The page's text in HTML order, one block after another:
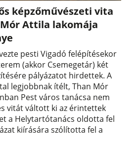
képzőművészeti vita
Attila lakomája
pesti Vigadó felépítésekor
(akkor Csemegetár) két
pályázatot hirdettek. A
legjobbnak ítélt, Than Mór
Pest város tanácsa nem
vitát váltott ki az érintettek
a Helytartótanács oldotta fel
kiírására szólította fel a